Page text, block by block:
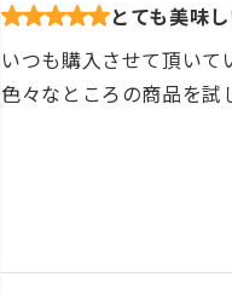
とても美味
いつも購入させて頂いて
色々なところの商品を試